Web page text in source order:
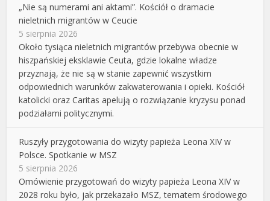
„Nie są numerami ani aktami”. Kościół o dramacie
nieletnich migrantów w Ceucie
5 sierpnia 2026
Około tysiąca nieletnich migrantów przebywa obecnie w
hiszpańskiej eksklawie Ceuta, gdzie lokalne władze
przyznają, że nie są w stanie zapewnić wszystkim
odpowiednich warunków zakwaterowania i opieki. Kościół
katolicki oraz Caritas apelują o rozwiązanie kryzysu ponad
podziałami politycznymi.
Ruszyły przygotowania do wizyty papieża Leona XIV w
Polsce. Spotkanie w MSZ
5 sierpnia 2026
Omówienie przygotowań do wizyty papieża Leona XIV w
2028 roku było, jak przekazało MSZ, tematem środowego